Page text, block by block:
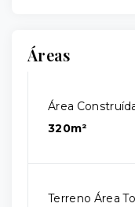
Áreas
Área
320m²
Terreno Área